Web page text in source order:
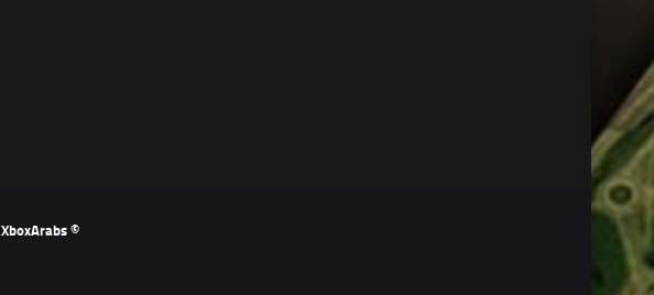
© Copyright 2020, All Rights Reserved |
XboxArabs